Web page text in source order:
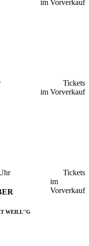
im Vorverkauf
Tickets
im Vorverkauf
Tickets
WEILL''G
im
Vorverkauf